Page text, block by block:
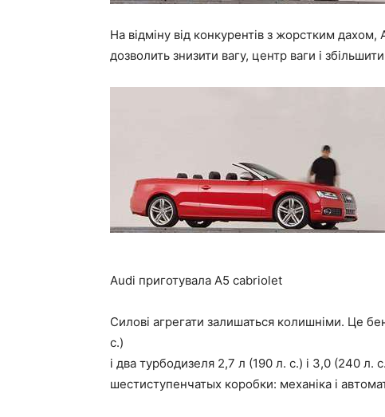
На відміну від конкурентів з жорстким
дозволить знизити вагу, центр ваги і
Audi приготувала A5 cabriolet
Силові агрегати залишаться колишніми. Це
с.)
і два турбодизеля 2,7 л (190 л. с.) і 3,0 (240 л.
шестиступенчатых коробки: механіка і